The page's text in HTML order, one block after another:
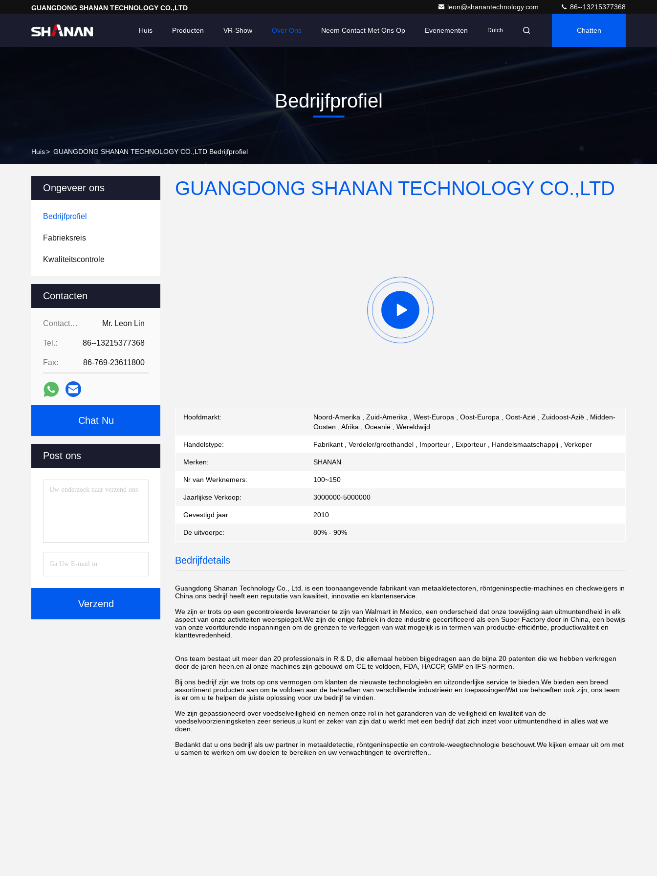
GUANGDONG SHANAN TECHNOLOGY CO.,LTD leon@shanantechnology.com 86--13215377368
Huis Producten VR-Show Over Ons Neem Contact Met Ons Op Evenementen Dutch Chatten
Bedrijfprofiel
Huis> GUANGDONG SHANAN TECHNOLOGY CO.,LTD Bedrijfprofiel
Ongeveer ons
Bedrijfprofiel
Fabrieksreis
Kwaliteitscontrole
Contacten
Contacten: Mr. Leon Lin
Tel.: 86--13215377368
Fax: 86-769-23611800
Chat Nu
Post ons
Verzend
GUANGDONG SHANAN TECHNOLOGY CO.,LTD
Hoofdmarkt:
Noord-Amerika , Zuid-Amerika , West-Europa , Oost-Europa , Oost-Azië , Zuidoost-Azië , Midden-
Oosten , Afrika , Oceanië , Wereldwijd
Handelstype: Fabrikant , Verdeler/groothandel , Importeur , Exporteur , Handelsmaatschappij , Verkoper
Merken: SHANAN
Nr van Werknemers: 100~150
Jaarlijkse Verkoop: 3000000-5000000
Gevestigd jaar: 2010
De uitvoerpc: 80% - 90%
Bedrijfdetails
Guangdong Shanan Technology Co., Ltd. is een toonaangevende fabrikant van metaaldetectoren, röntgeninspectie-machines en checkweigers in
China.ons bedrijf heeft een reputatie van kwaliteit, innovatie en klantenservice.
We zijn er trots op een gecontroleerde leverancier te zijn van Walmart in Mexico, een onderscheid dat onze toewijding aan uitmuntendheid in elk
aspect van onze activiteiten weerspiegelt.We zijn de enige fabriek in deze industrie gecertificeerd als een Super Factory door in China, een bewijs
van onze voortdurende inspanningen om de grenzen te verleggen van wat mogelijk is in termen van productie-efficiëntie, productkwaliteit en
klanttevredenheid.
Ons team bestaat uit meer dan 20 professionals in R & D, die allemaal hebben bijgedragen aan de bijna 20 patenten die we hebben verkregen
door de jaren heen.en al onze machines zijn gebouwd om CE te voldoen, FDA, HACCP, GMP en IFS-normen.
Bij ons bedrijf zijn we trots op ons vermogen om klanten de nieuwste technologieën en uitzonderlijke service te bieden.We bieden een breed
assortiment producten aan om te voldoen aan de behoeften van verschillende industrieën en toepassingenWat uw behoeften ook zijn, ons team
is er om u te helpen de juiste oplossing voor uw bedrijf te vinden.
We zijn gepassioneerd over voedselveiligheid en nemen onze rol in het garanderen van de veiligheid en kwaliteit van de
voedselvoorzieningsketen zeer serieus.u kunt er zeker van zijn dat u werkt met een bedrijf dat zich inzet voor uitmuntendheid in alles wat we
doen.
Bedankt dat u ons bedrijf als uw partner in metaaldetectie, röntgeninspectie en controle-weegtechnologie beschouwt.We kijken ernaar uit om met
u samen te werken om uw doelen te bereiken en uw verwachtingen te overtreffen..